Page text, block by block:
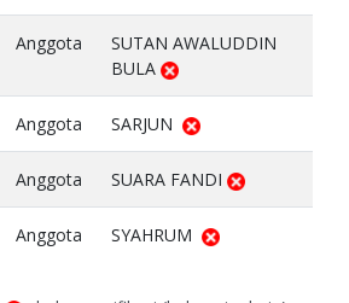
Anggota
SUTAN AWALUDDIN
BULA
Anggota SARJUN
Anggota SUARA FANDI
Anggota SYAHRUM